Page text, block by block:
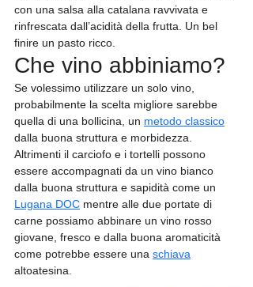
con una salsa alla catalana ravvivata e
rinfrescata dall’acidità della frutta. Un bel
finire un pasto ricco.
Che vino abbiniamo?
Se volessimo utilizzare un solo vino,
probabilmente la scelta migliore sarebbe
quella di una bollicina, un metodo classico
dalla buona struttura e morbidezza.
Altrimenti il carciofo e i tortelli possono
essere accompagnati da un vino bianco
dalla buona struttura e sapidità come un
Lugana DOC mentre alle due portate di
carne possiamo abbinare un vino rosso
giovane, fresco e dalla buona aromaticità
come potrebbe essere una schiava
altoatesina.